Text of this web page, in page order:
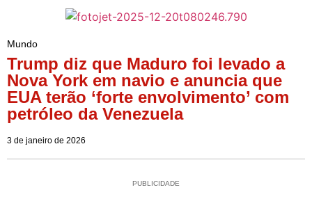
Mundo
Trump diz que Maduro foi levado a
Nova York em navio e anuncia que
EUA terão ‘forte envolvimento’ com
petróleo da Venezuela
3 de janeiro de 2026
PUBLICIDADE